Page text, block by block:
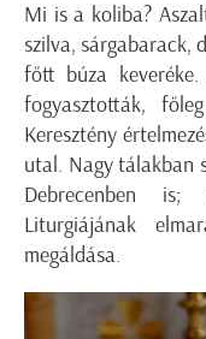
Mi is a koliba?
szilva, sárgabarack,
főtt búza keveréke.
fogyasztották,
Keresztény
utal. Nagy tálakban
Debrecenben is;
Liturgiájának
megáldása.